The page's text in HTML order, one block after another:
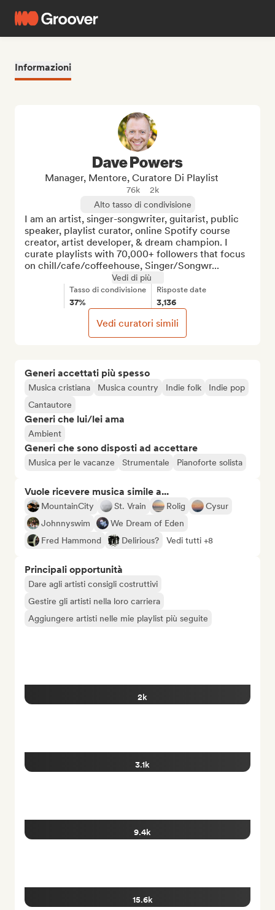
Informazioni
Generi accettati più spesso
Musica cristiana Musica country Indie folk
Indie pop
Cantautore
Generi che lui/lei ama
Ambient
Generi che sono disposti ad accettare
Musica per le vacanze Strumentale Pianoforte solista
Vuole ricevere musica simile a...
MountainCity St. Vrain Rolig
Cysur
Johnnyswim
We Dream of Eden
Fred Hammond
Delirious? Vedi tutti +8
Principali opportunità
Dare agli artisti consigli costruttivi
Gestire gli artisti nella loro carriera
Aggiungere artisti nelle mie playlist più seguite
2k
3.1k
9.4k
15.6k
Dave Powers
Manager, Mentore, Curatore Di Playlist
76k
2k
Alto tasso di condivisione
I am an artist, singer-songwriter, guitarist, public
speaker, playlist curator, online Spotify course
creator, artist developer, & dream champion. I
curate playlists with 70,000+ followers that focus
on chill/cafe/coffeehouse, Singer/Songwr...
Vedi di più
Tasso di condivisione
37%
Risposte date
3,136
Vedi curatori simili